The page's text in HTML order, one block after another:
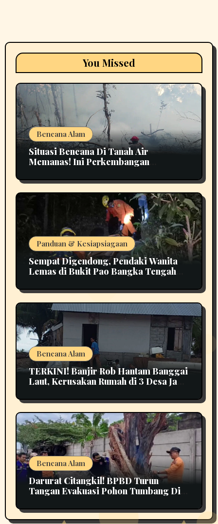
You Missed
Bencana Alam
Situasi Bencana Di Tanah Air
Memanas! Ini Perkembangan
Panduan & Kesiapsiagaan
Sempat Digendong, Pendaki Wanita
Lemas di Bukit Pao Bangka Tengah
Bencana Alam
TERKINI! Banjir Rob Hantam Banggai
Laut, Kerusakan Rumah di 3 Desa Jadi
Bencana Alam
Darurat Citangkil! BPBD Turun
Tangan Evakuasi Pohon Tumbang Di